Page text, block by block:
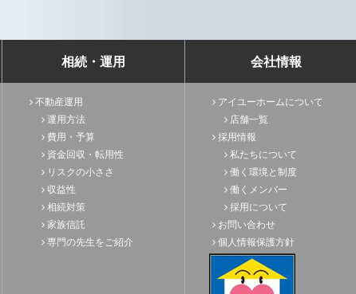
相続・運用
不動産運用
運用方法
費用・予算
資金回収・転用性
リスクの小ささ
収益性
相続対策
家族信託
専門の先生をご紹介
会社情報
アイユーホームについて
店舗一覧
採用情報
私たちについて
働く環境と制度
働くメンバー
採用について
お問い合わせ
個人情報保護方針